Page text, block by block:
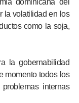
dominicana del
la volatilidad en los
como la soja,
la gobernabilidad
momento todos los
internas